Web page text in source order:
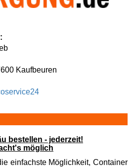
Kaufbeuren
bestellen - jederzeit!
möglich
einfachste Möglichkeit, Container